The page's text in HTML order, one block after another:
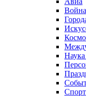
Война
Спорт